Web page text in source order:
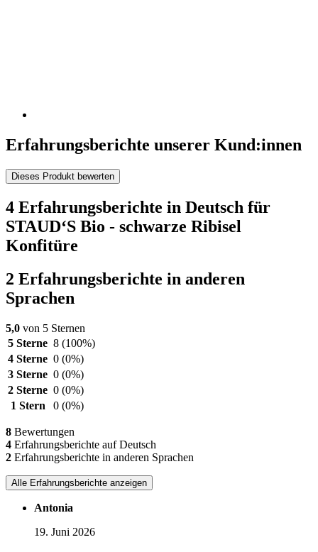
Erfahrungsberichte unserer Kund:innen
Dieses Produkt bewerten
4 Erfahrungsberichte in Deutsch für
STAUD‘S Bio - schwarze Ribisel
Konfitüre
2 Erfahrungsberichte in anderen
Sprachen
5,0 von 5 Sternen
5 Sterne 8 (100%)
4 Sterne 0 (0%)
3 Sterne 0 (0%)
2 Sterne 0 (0%)
1 Stern
0 (0%)
8 Bewertungen
4 Erfahrungsberichte auf Deutsch
2 Erfahrungsberichte in anderen Sprachen
Alle Erfahrungsberichte anzeigen
Antonia
19. Juni 2026